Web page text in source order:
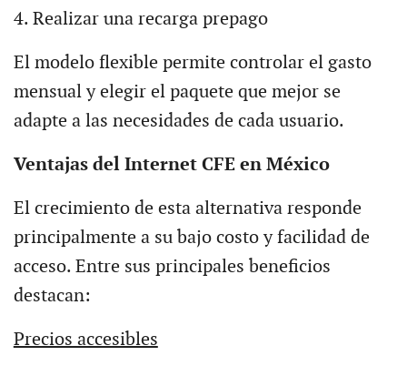
4. Realizar una recarga prepago
El modelo flexible permite controlar el gasto
mensual y elegir el paquete que mejor se
adapte a las necesidades de cada usuario.
Ventajas del Internet CFE en México
El crecimiento de esta alternativa responde
principalmente a su bajo costo y facilidad de
acceso. Entre sus principales beneficios
destacan:
Precios accesibles